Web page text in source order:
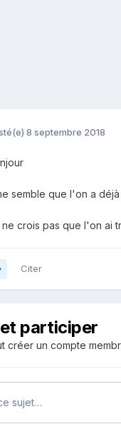
8 septembre 2018
semble que l'on a
crois pas que l'on ai
Citer
participer
créer un compte
sujet…